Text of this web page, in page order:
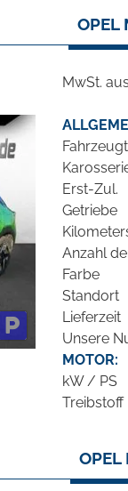
OPEL
MwSt.
Erst-Zul.
Getriebe
Anzahl
Farbe
Standort
Lieferzeit
Unsere
MOTOR:
kW / PS
Treibstoff
OPEL